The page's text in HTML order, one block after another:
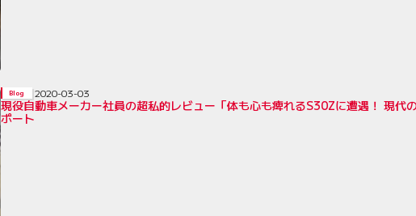
現役自動車メーカー社員の超私的レビュー「体も心も痺れるS30Zに遭遇！ 現代
ポート
Blog 2020-03-03